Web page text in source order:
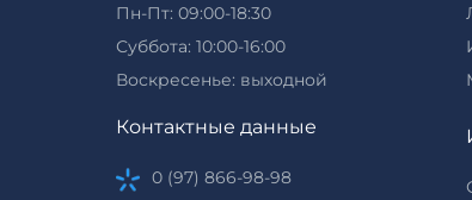
Пн-Пт: 09:00-18:30
Суббота: 10:00-16:00
Воскресенье: выходной
Контактные данные
0 (97) 866-98-98